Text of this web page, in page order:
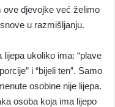
ove djevojke već želimo
u razmišljanju.
ukoliko ima: “plave
i “bijeli ten”. Samo
osobine nije lijepa.
osoba koja ima lijepo